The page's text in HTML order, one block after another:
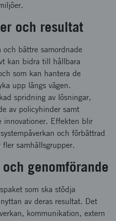
och resultat
och bättre samordnade
kan bidra till hållbara
som kan hantera de
upp längs vägen.
spridning av lösningar,
av policyhinder samt
innovationer. Effekten blir
och förbättrad
samhällsgrupper.
genomförande
som ska stödja
av deras resultat. Det
kommunikation, extern